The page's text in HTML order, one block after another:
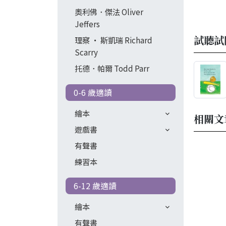
奧利佛．傑法 Oliver
Jeffers
理察 ‧ 斯凱瑞 Richard
Scarry
托德．帕爾 Todd Parr
0-6 歲適讀
繪本
遊戲書
有聲書
練習本
6-12 歲適讀
繪本
有聲書
試聽
相關